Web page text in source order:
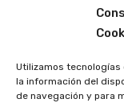
Utilizamos tecnologías
la información del
de navegación y para
En caso de
tomar medidas
causados.